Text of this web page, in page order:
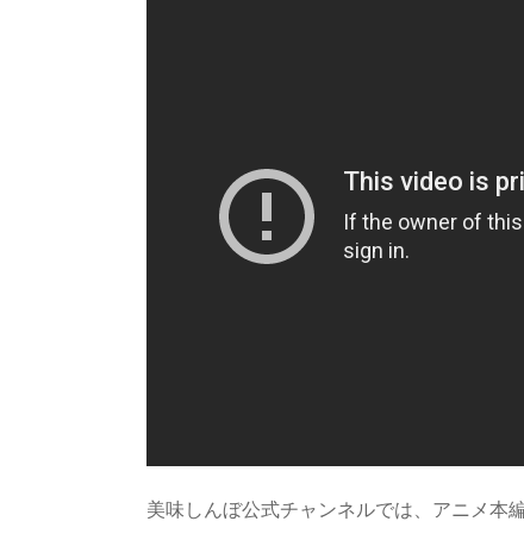
美味しんぼ公式チャンネルでは、アニメ本